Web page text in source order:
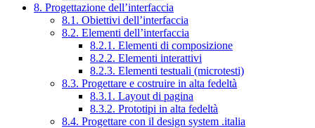
8. Progettazione dell’interfaccia
8.1. Obiettivi dell’interfaccia
8.2. Elementi dell’interfaccia
8.2.1. Elementi di composizione
8.2.2. Elementi interattivi
8.2.3. Elementi testuali (microtesti)
8.3. Progettare e costruire in alta fedeltà
8.3.1. Layout di pagina
8.3.2. Prototipi in alta fedeltà
8.4. Progettare con il design system .italia